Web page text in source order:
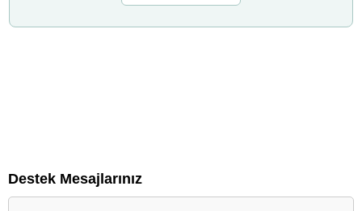
Destek Mesajlarınız